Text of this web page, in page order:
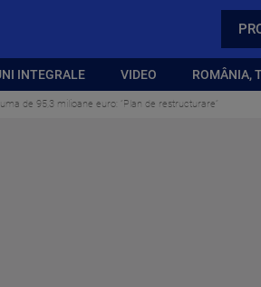
INTEGRALE VIDEO ROMÂNIA,
de 95,3 milioane euro: ”Plan de restructurare”